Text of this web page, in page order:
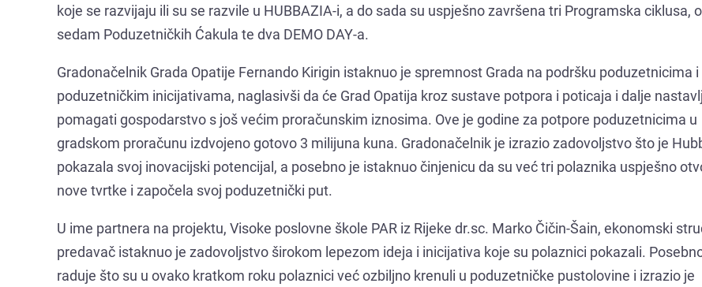
koje se razvijaju ili su se razvile u HUBBAZIA-i, a do sada su uspješno završena tri Programska ciklusa,
sedam Poduzetničkih Ćakula te dva DEMO DAY-a.
Gradonačelnik Grada Opatije Fernando Kirigin istaknuo je spremnost Grada na podršku poduzetnicima i
poduzetničkim inicijativama, naglasivši da će Grad Opatija kroz sustave potpora i poticaja i dalje
pomagati gospodarstvo s još većim proračunskim iznosima. Ove je godine za potpore poduzetnicima u
gradskom proračunu izdvojeno gotovo 3 milijuna kuna. Gradonačelnik je izrazio zadovoljstvo što je
pokazala svoj inovacijski potencijal, a posebno je istaknuo činjenicu da su već tri polaznika uspješno
nove tvrtke i započela svoj poduzetnički put.
U ime partnera na projektu, Visoke poslovne škole PAR iz Rijeke dr.sc. Marko Čičin-Šain, ekonomski
predavač istaknuo je zadovoljstvo širokom lepezom ideja i inicijativa koje su polaznici pokazali.
raduje što su u ovako kratkom roku polaznici već ozbiljno krenuli u poduzetničke pustolovine i izrazio je